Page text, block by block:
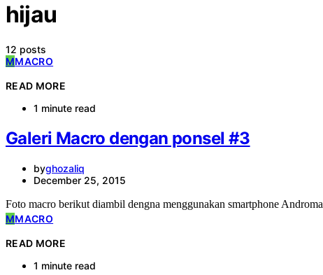
hijau
12 posts
MMACRO
READ MORE
1 minute read
Galeri Macro dengan ponsel #3
byghozaliq
December 25, 2015
Foto macro berikut diambil dengna menggunakan smartphone
MMACRO
READ MORE
1 minute read